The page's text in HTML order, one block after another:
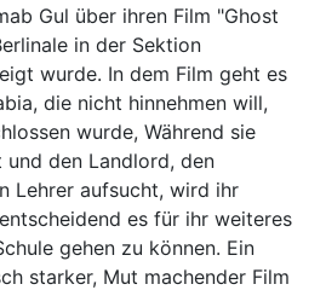
Gul über ihren Film "Ghost
in der Sektion
wurde. In dem Film geht es
die nicht hinnehmen will,
wurde, Während sie
den Landlord, den
Lehrer aufsucht, wird ihr
es für ihr weiteres
gehen zu können. Ein
starker, Mut machender Film